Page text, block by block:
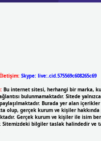
İletişim: Skype: live:.cid.575569c608265c69
Bu internet sitesi, herhangi bir marka,
bulunmamaktadır. Sitede yalnızca
Burada yer alan
olup, gerçek kurum ve kişiler hakkında
Gerçek kurum ve kişiler ile isim
Sitemizdeki bilgiler taslak halindedir ve